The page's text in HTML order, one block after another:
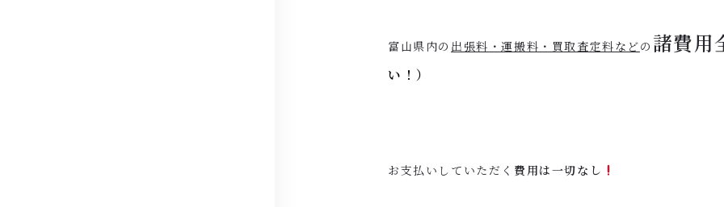
富山県内の 出張料・運搬料・買取査定料などの 諸費用
い！）
お支払いしていただく 費用は一切なし